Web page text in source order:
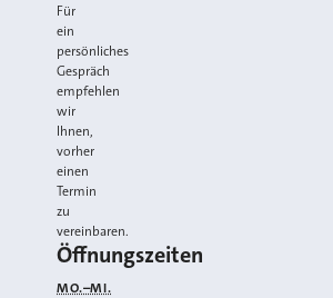
Für
ein
persönliches
Gespräch
empfehlen
wir
Ihnen,
vorher
einen
Termin
zu
vereinbaren.
Öffnungszeiten
MO.–MI.